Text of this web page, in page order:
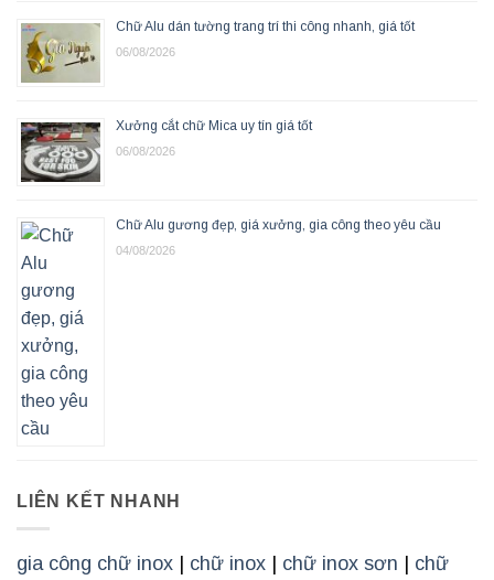
Chữ Alu dán tường trang trí thi công nhanh, giá tốt
06/08/2026
Xưởng cắt chữ Mica uy tín giá tốt
06/08/2026
Chữ Alu gương đẹp, giá xưởng, gia công theo yêu cầu
04/08/2026
LIÊN KẾT NHANH
gia công chữ inox | chữ inox | chữ inox sơn | chữ